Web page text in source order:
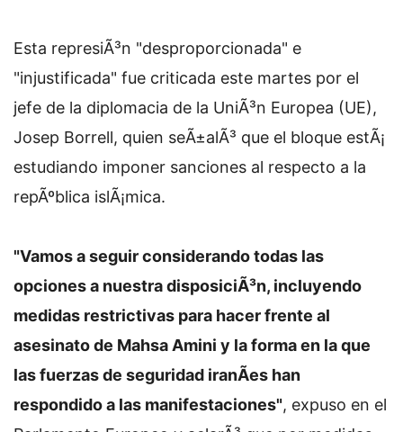
Esta represiÃ³n "desproporcionada" e
"injustificada" fue criticada este martes por el
jefe de la diplomacia de la UniÃ³n Europea (UE),
Josep Borrell, quien seÃ±alÃ³ que el bloque estÃ¡
estudiando imponer sanciones al respecto a la
repÃºblica islÃ¡mica.
"Vamos a seguir considerando todas las
opciones a nuestra disposiciÃ³n, incluyendo
medidas restrictivas para hacer frente al
asesinato de Mahsa Amini y la forma en la que
las fuerzas de seguridad iranÃ­es han
respondido a las manifestaciones", expuso en el